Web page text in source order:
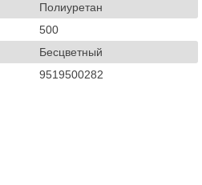
Полиуретан
500
Бесцветный
9519500282